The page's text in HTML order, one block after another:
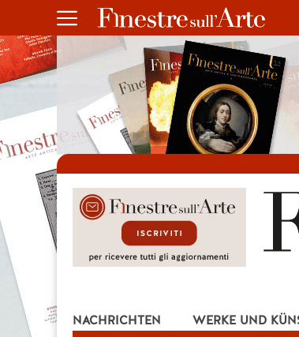
NACHRICHTEN WERKE UND